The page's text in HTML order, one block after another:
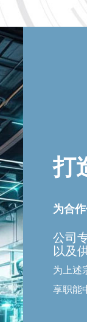
打
为合
公司
以及
为上述
享职能